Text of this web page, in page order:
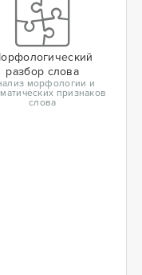
разбор слова
морфологии и
признаков
слова